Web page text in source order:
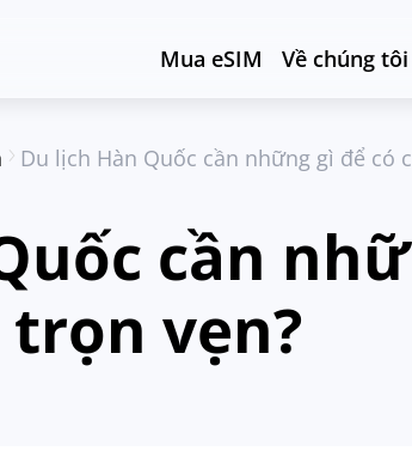
Mua eSIM Về chúng tôi
Du lịch Hàn Quốc cần những gì để có
cần
vẹn?